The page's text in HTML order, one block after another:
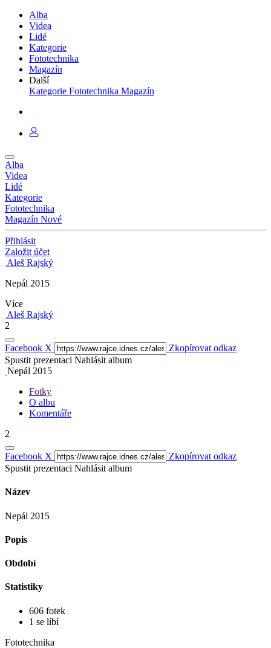
Alba
Videa
Lidé
Kategorie
Fototechnika
Magazín
Další
Kategorie Fototechnika Magazín
Alba
Videa
Lidé
Kategorie
Fototechnika
Magazín Nové
Přihlásit
Založit účet
Aleš Rajský
Nepál 2015
Více
Aleš Rajský
2
Facebook X
Zkopírovat odkaz
Spustit prezentaci Nahlásit album
Nepál 2015
Fotky
O albu
Komentáře
2
Facebook X
Zkopírovat odkaz
Spustit prezentaci Nahlásit album
Název
Nepál 2015
Popis
Období
Statistiky
606 fotek
1 se líbí
Fototechnika